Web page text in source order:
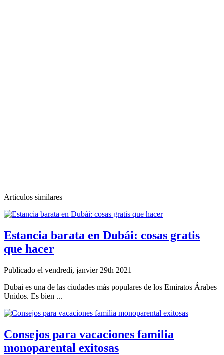
Articulos similares
Estancia barata en Dubái: cosas gratis
que hacer
Publicado el vendredi, janvier 29th 2021
Dubai es una de las ciudades más populares de los Emiratos Árabes
Unidos. Es bien ...
Consejos para vacaciones familia
monoparental exitosas